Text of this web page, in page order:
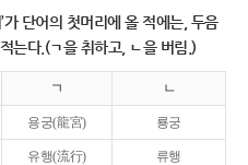
가 단어의 첫머리에 올 적에는, 두음
는다.(ㄱ을 취하고, ㄴ을 버림.)
ㄱ ㄴ
용궁(龍宮) 룡궁
유행(流行) 류행